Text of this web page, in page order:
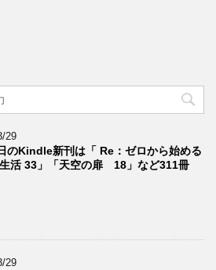
29
のKindle新刊は「 Re：ゼロから始める
活 33」「天空の扉 18」など311冊
29